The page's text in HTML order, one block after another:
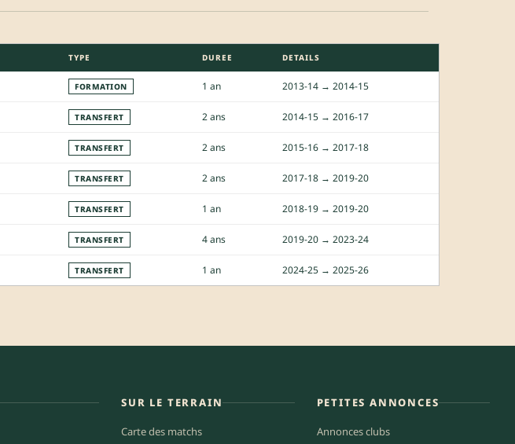
TYPE DUREE DETAILS
FORMATION 1 an 2013-14 → 2014-15
TRANSFERT 2 ans 2014-15 → 2016-17
TRANSFERT 2 ans 2015-16 → 2017-18
TRANSFERT 2 ans 2017-18 → 2019-20
TRANSFERT 1 an 2018-19 → 2019-20
TRANSFERT 4 ans 2019-20 → 2023-24
TRANSFERT 1 an 2024-25 → 2025-26
SUR LE TERRAIN
Carte des matchs
PETITES ANNONCES
Annonces clubs